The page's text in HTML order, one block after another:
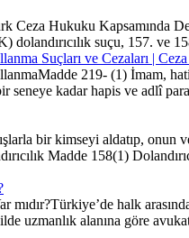
Ceza Hukuku Kapsamında
suçu, 157. ve
Suçları ve Cezaları |
219- (1) İmam,
seneye kadar hapis ve adlî
bir kimseyi aldatıp, onun
Madde 158(1)
halk
uzmanlık alanına göre